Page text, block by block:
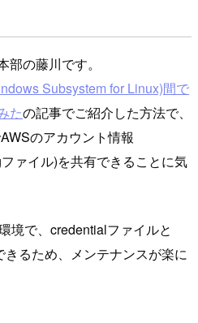
の藤川です。
Subsystem for Linux)間で
たの記事でご紹介した方法で、
のアカウント情報
ァイル)を共有できることに気
境で、credentialファイルと
るため、メンテナンスが楽に